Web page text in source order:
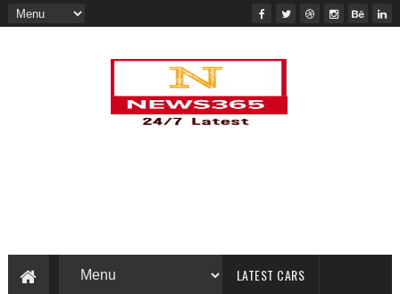
LATEST CARS